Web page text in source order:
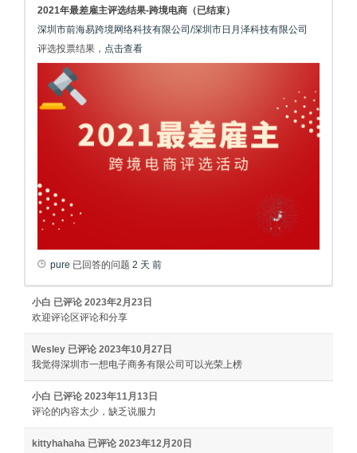
2021年最差雇主评选结果-跨境电商（已结束）
深圳市前海易跨境网络科技有限公司/深圳市日月泽科技有限公司
评选投票结果， 点击查看
pure 已回答的问题 2 天 前
小白 已评论 2023年2月23日
欢迎评论区评论和分享
Wesley 已评论 2023年10月27日
我觉得深圳市一想电子商务有限公司可以光荣上榜
小白 已评论 2023年11月13日
评论的内容太少，缺乏说服力
kittyhahaha 已评论 2023年12月20日